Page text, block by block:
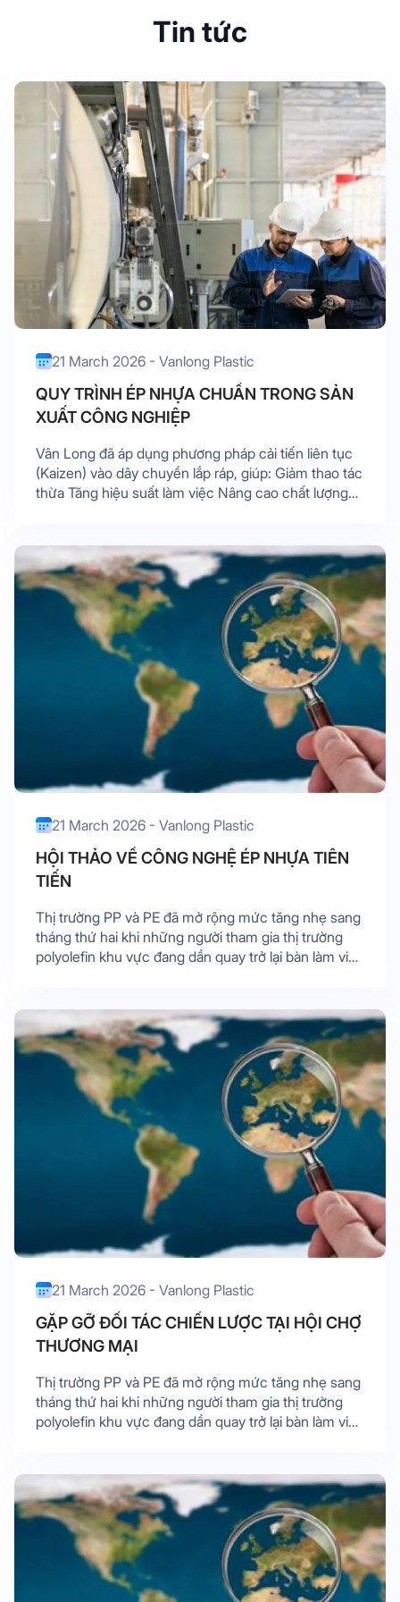
Tin tức
21 March 2026 - Vanlong Plastic
QUY TRÌNH ÉP NHỰA CHUẨN TRONG SẢN
XUẤT CÔNG NGHIỆP
Vân Long đã áp dụng phương pháp cải tiến liên tục
(Kaizen) vào dây chuyền lắp ráp, giúp: Giảm thao tác
thừa Tăng hiệu suất làm việc Nâng cao chất lượng
21 March 2026 - Vanlong Plastic
HỘI THẢO VỀ CÔNG NGHỆ ÉP NHỰA TIÊN
TIẾN
Thị trường PP và PE đã mở rộng mức tăng nhẹ sang
tháng thứ hai khi những người tham gia thị trường
polyolefin khu vực đang dần quay trở lại bàn làm việc
21 March 2026 - Vanlong Plastic
GẶP GỠ ĐỐI TÁC CHIẾN LƯỢC TẠI HỘI CHỢ
THƯƠNG MẠI
Thị trường PP và PE đã mở rộng mức tăng nhẹ sang
tháng thứ hai khi những người tham gia thị trường
polyolefin khu vực đang dần quay trở lại bàn làm việc